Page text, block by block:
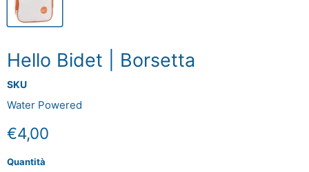
Hello Bidet | Borsetta
SKU
Water Powered
Prezzo attuale
€4,00
Quantità